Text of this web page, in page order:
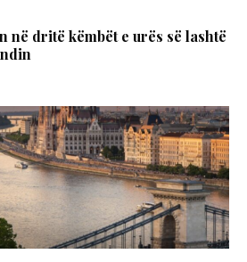
në dritë këmbët e urës së lashtë